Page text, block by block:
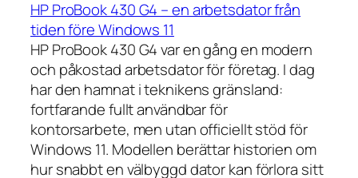
HP ProBook 430 G4 – en arbetsdator från
tiden före Windows 11
HP ProBook 430 G4 var en gång en modern
och påkostad arbetsdator för företag. I dag
har den hamnat i teknikens gränsland:
fortfarande fullt användbar för
kontorsarbete, men utan officiellt stöd för
Windows 11. Modellen berättar historien om
hur snabbt en välbyggd dator kan förlora sitt